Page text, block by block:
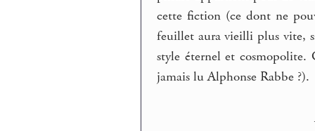
cette fiction (ce dont ne
feuillet aura vieilli plus vite,
style éternel et cosmopolite.
jamais lu Alphonse Rabbe ?).